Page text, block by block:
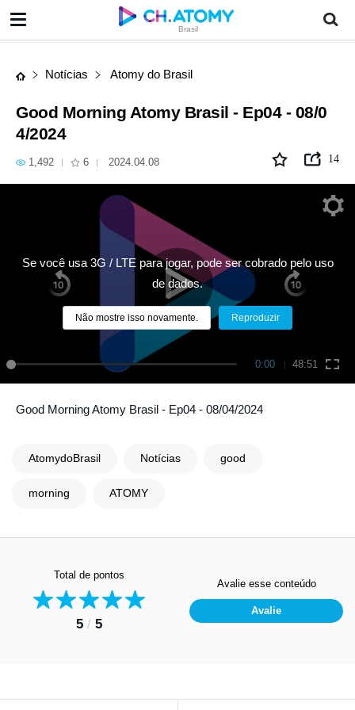
Brasil
Good Morning Atomy Brasil - Ep04 - 08/04/2024
Notícias Atomy do Brasil
Good Morning Atomy Brasil - Ep04 - 08/0
4/2024
1,492 6 2024.04.08 14
0:00 48:51
Se você usa 3G / LTE para jogar, pode ser cobrado pelo uso
de dados.
Não mostre isso novamente. Reproduzir
Good Morning Atomy Brasil - Ep04 - 08/04/2024
AtomydoBrasil Notícias good
morning ATOMY
Total de pontos
5/ 5
Avalie esse conteúdo
Avalie